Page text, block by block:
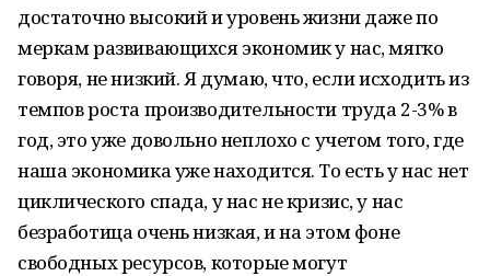
достаточно высокий и уровень жизни даже по
меркам развивающихся экономик у нас, мягко
говоря, не низкий. Я думаю, что, если исходить из
темпов роста производительности труда 2-3% в
год, это уже довольно неплохо с учетом того, где
наша экономика уже находится. То есть у нас нет
циклического спада, у нас не кризис, у нас
безработица очень низкая, и на этом фоне
свободных ресурсов, которые могут